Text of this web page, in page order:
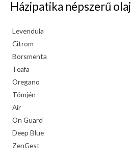
Házipatika népszerű
Levendula
Citrom
Borsmenta
Teafa
Oregano
Tömjén
Air
On Guard
Deep Blue
ZenGest